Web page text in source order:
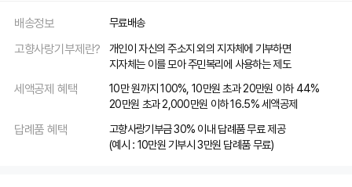
배송정보 무료배송
고향사랑기부제란?
개인이 자신의 주소지 외의 지자체에 기부하면
지자체는 이를 모아 주민복리에 사용하는 제도
세액공제 혜택
10만 원까지 100%, 10만원 초과 20만원 이하 44%
20만원 초과 2,000만원 이하 16.5% 세액공제
답례품 혜택
고향사랑기부금 30% 이내 답례품 무료 제공
(예시 : 10만원 기부시 3만원 답례품 무료)